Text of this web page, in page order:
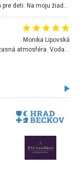
. Monika Lipovská
Úžasné prostredie, napriek tomu, že je malé. Úžasná atmosféra. Voda fantastická a nádherná. Ľudí je pomerne veľa, ale su mili a ohľaduplní. Je veľmi zaujímavé sledovať, ako dokážu spolu športovať cudzí ľudia a bez ohľadu na vek. Vládne tu pohoda. Vnuka neviem dostať z vody. Ďakujem za krásny deň . Urcite sa sem vrátim. Jediný problém je s parkovaním, ale aj ten sa mi podarilo vyriešiť. Monika Bratislava